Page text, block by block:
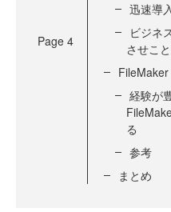
Page 4
迅速導
ビジネ
させこ
経験が
る
参考
まとめ